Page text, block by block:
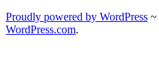
Proudly powered by WordPress ~
WordPress.com.